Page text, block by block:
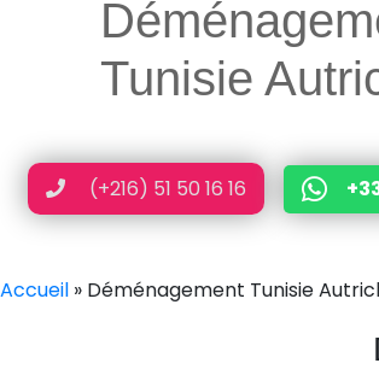
Tunisie
(+216) 51 50 16 16
Accueil » Déménagement Tunisie